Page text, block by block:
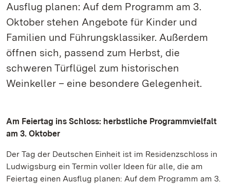
Ausflug planen: Auf dem Programm am 3.
Oktober stehen Angebote für Kinder und
Familien und Führungsklassiker. Außerdem
öffnen sich, passend zum Herbst, die
schweren Türflügel zum historischen
Weinkeller – eine besondere Gelegenheit.
Am Feiertag ins Schloss: herbstliche Programmvielfalt
am 3. Oktober
Der Tag der Deutschen Einheit ist im Residenzschloss in
Ludwigsburg ein Termin voller Ideen für alle, die am
Feiertag einen Ausflug planen: Auf dem Programm am 3.